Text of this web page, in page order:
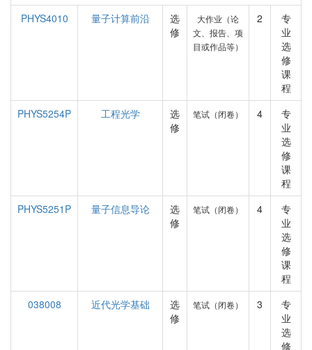
PHYS4010 量子计算前沿
选
修
大作业（论
文、报告、项
目或作品等）
2
专
业
选
修
课
程
PHYS5254P
工程光学
选
修
笔试（闭卷） 4
专
业
选
修
课
程
PHYS5251P
量子信息导论
选
修
笔试（闭卷） 4
专
业
选
修
课
程
038008
近代光学基础
选
修
笔试（闭卷） 3
专
业
选
修